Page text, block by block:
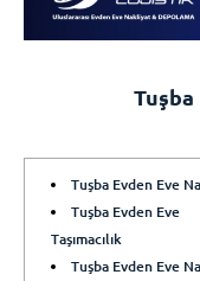
Tuşba Evden Eve
Tuşba Evden Eve
Taşımacılık
Tuşba Evden Eve